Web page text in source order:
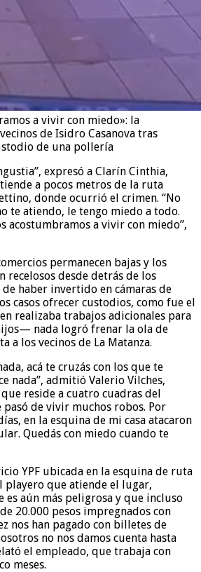
a vivir con miedo»: la
de Isidro Casanova tras
de una pollería
expresó a Clarín Cinthia,
a pocos metros de la ruta
donde ocurrió el crimen. “No
te atiendo, le tengo miedo a todo.
acostumbramos a vivir con miedo”,
permanecen bajas y los
recelosos desde detrás de los
haber invertido en cámaras de
casos ofrecer custodios, como fue el
realizaba trabajos adicionales para
nada logró frenar la ola de
a los vecinos de La Matanza.
acá te cruzás con los que te
nada”, admitió Valerio Vilches,
reside a cuatro cuadras del
pasó de vivir muchos robos. Por
en la esquina de mi casa atacaron
Quedás con miedo cuando te
YPF ubicada en la esquina de ruta
playero que atiende el lugar,
es aún más peligrosa y que incluso
20.000 pesos impregnados con
nos han pagado con billetes de
no nos damos cuenta hasta
el empleado, que trabaja con
meses.